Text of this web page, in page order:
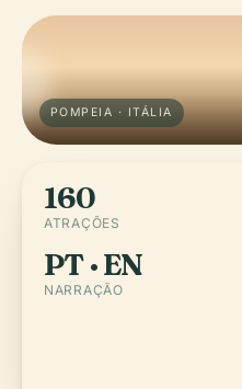
POMPEIA · ITÁLIA
160
ATRAÇÕES
PT · EN
NARRAÇÃO